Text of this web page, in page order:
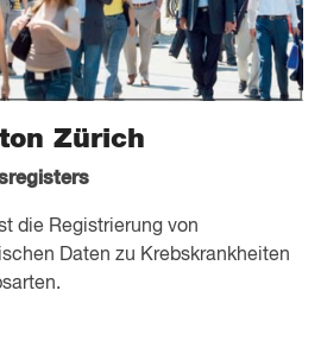
Zürich
die Registrierung von
Daten zu Krebskrankheiten